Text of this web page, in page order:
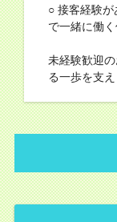
○ 接客経験
で一緒に働
未経験歓迎
る一歩を支